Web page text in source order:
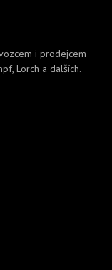
i prodejcem
Lorch a dalších.